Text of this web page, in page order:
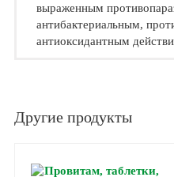
выраженным
антибактериальным,
антиоксидантным
Другие продукты